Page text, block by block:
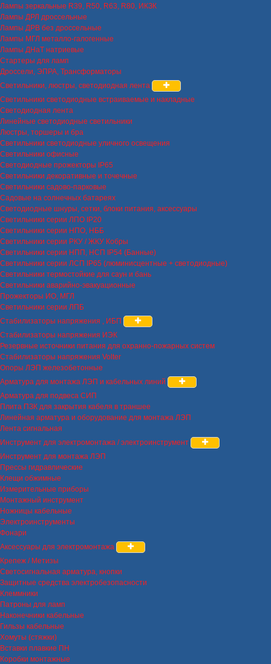
Лампы зеркальные R39, R50, R63, R80, ИКЗК
Лампы ДРЛ дроссельные
Лампы ДРВ без дроссельные
Лампы МГЛ металло-галогенные
Лампы ДНаТ натриевые
Стартеры для ламп
Дроссели, ЭПРА, Трансформаторы
Светильники, люстры, светодиодная лента
Светильники светодиодные встраиваемые и накладные
Светодиодная лента
Линейные светодиодные светильники
Люстры, торшеры и бра
Светильники светодиодные уличного освещения
Светильники офисные
Светодиодные прожекторы IP65
Светильники декоративные и точечные
Светильники садово-парковые
Садовые на солнечных батареях
Светодиодные шнуры, сетки, блоки питания, аксессуары
Светильники серии ЛПО IP20
Светильники серии НПО, НББ
Светильники серии РКУ / ЖКУ Кобры
Светильники серии НПП, НСП IP54 (Банные)
Светильники серии ЛСП IP65 (люминисцентные + светодиодные)
Светильники термостойкие для саун и бань
Светильники аварийно-эвакуационные
Прожекторы ИО, МГЛ
Светильники серии ЛПБ
Стабилизаторы напряжения , ИБП
Стабилизаторы напряжения ИЭК
Резервные источники питания для охранно-пожарных систем
Стабилизаторы напряжения Volter
Опоры ЛЭП железобетонные
Арматура для монтажа ЛЭП и кабельных линий
Арматура для подвеса СИП
Плита ПЗК для закрытия кабеля в траншее
Линейная арматура и оборудование для монтажа ЛЭП
Лента сигнальная
Инструмент для электромонтажа / электроинструмент
Инструмент для монтажа ЛЭП
Прессы гидравлические
Клещи обжимные
Измерительные приборы
Монтажный инструмент
Ножницы кабельные
Электроинструменты
Фонари
Аксессуары для электромонтажа
Крепеж / Метизы
Светосигнальная арматура, кнопки
Защитные средства электробезопасности
Клеммники
Патроны для ламп
Наконечники кабельные
Гильзы кабельные
Хомуты (стяжки)
Вставки плавкие ПН
Коробки монтажные